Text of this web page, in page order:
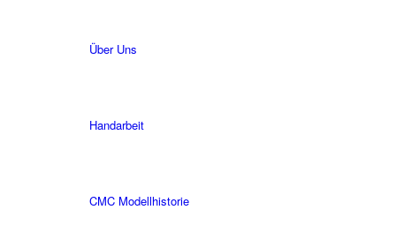
Über Uns
Handarbeit
CMC Modellhistorie